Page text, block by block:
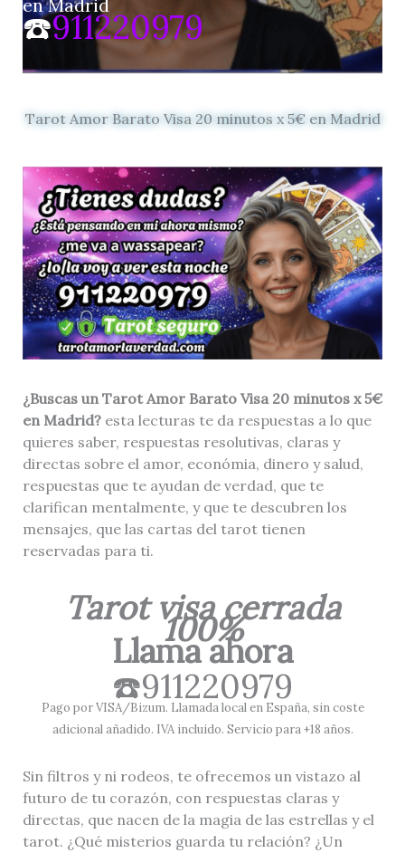
en Madrid
☎️911220979
Tarot Amor Barato Visa 20 minutos x 5€ en Madrid
¿Buscas un Tarot Amor Barato Visa 20 minutos x 5€
en Madrid?esta lecturas te da respuestas a lo que
quieres saber, respuestas resolutivas, claras y
directas sobre el amor, económia, dinero y salud,
respuestas que te ayudan de verdad, que te
clarifican mentalmente, y que te descubren los
mensajes, que las cartas del tarot tienen
reservadas para ti.
Tarot visa cerrada
100%
Llama ahora
☎️911220979
Pago por VISA/Bizum. Llamada local en España, sin coste
adicional añadido. IVA incluido. Servicio para +18 años.
Sin filtros y ni rodeos, te ofrecemos un vistazo al
futuro de tu corazón, con respuestas claras y
directas, que nacen de la magia de las estrellas y el
tarot. ¿Qué misterios guarda tu relación? ¿Un